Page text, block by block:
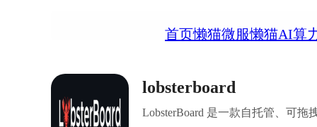
首页懒猫微服懒猫AI算
lobsterboard
LobsterBoard 是一款自托管、可